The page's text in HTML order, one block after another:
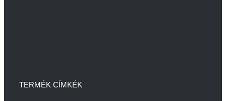
TERMÉK CÍMKÉK